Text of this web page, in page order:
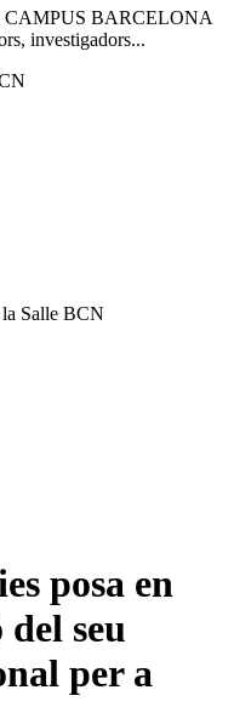
BARCELONA
investigadors...
la Salle BCN
posa en
seu
per a